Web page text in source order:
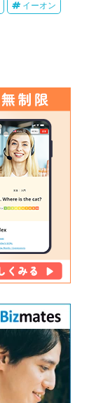
イーオン